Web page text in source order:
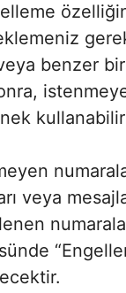
eklemeniz
benzer
veya